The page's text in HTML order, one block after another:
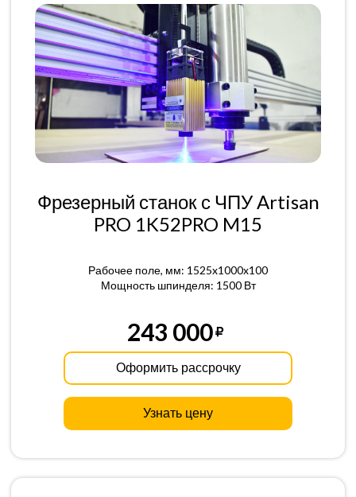
Фрезерный станок с ЧПУ Artisan
PRO 1K52PRO M15
Рабочее поле, мм: 1525x1000x100
Мощность шпинделя: 1500 Вт
243 000
Оформить рассрочку
Узнать цену